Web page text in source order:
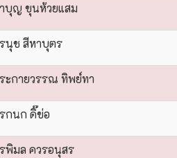
บุญ ขุนห้วยแสม
นุช สีหาบุตร
ะกายวรรณ ทิพย์ทา
กนก ดิ๊ข่อ
พิมล ควรอนุสร